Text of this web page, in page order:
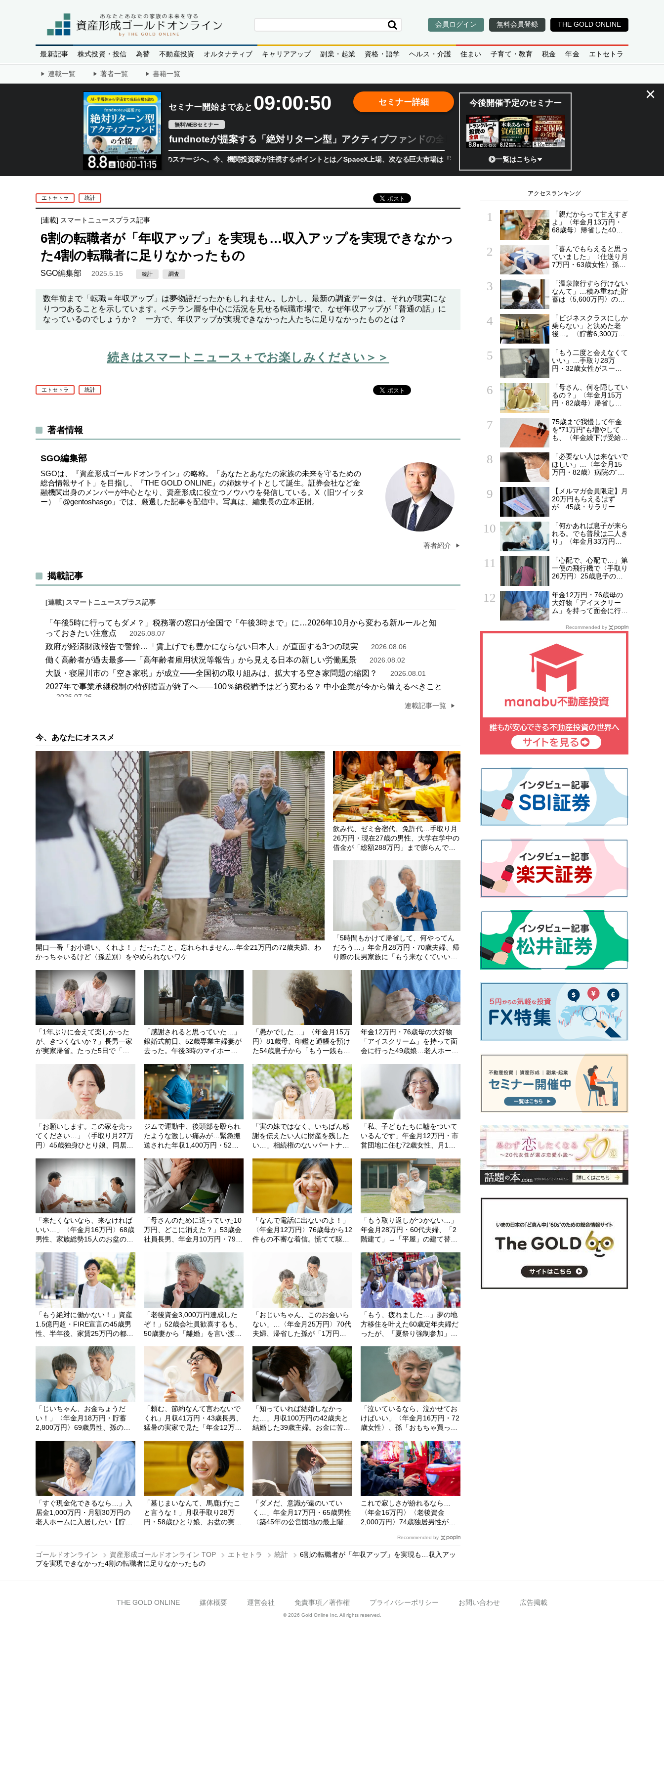
会員ログイン 無料会員登録 THE GOLD ONLINE
最新記事 株式投資・投信 為替 不動産投資 オルタナティブ キャリアアップ 副業・起業 資格・語学 ヘルス・介護 住まい 子育て・教育 税金 年金 エトセトラ
連載一覧 著者一覧 書籍一覧
セミナー開始まであと 09:00:49
無料WEBセミナー
fundnoteが提案する「絶対リターン型」アクティブファンドの全貌
半導体相場は次のステージへ。今、機関投資家が注視するポイントとは／SpaceX上場、次なる巨大市場は「宇宙!?」 日本の宇宙ベンチャーのココがスゴイ！／補助金から実需へ、知ら
セミナー詳細 今後開催予定のセミナー
一覧はこちら
×
エトセトラ 統計
[連載] スマートニュースプラス記事
6割の転職者が「年収アップ」を実現も…収入アップを実現できなかっ
た4割の転職者に足りなかったもの
SGO編集部 2025.5.15 統計 調査
数年前まで「転職＝年収アップ」は夢物語だったかもしれません。しかし、最新の調査データは、それが現実にな
りつつあることを示しています。ベテラン層を中心に活況を見せる転職市場で、なぜ年収アップが「普通の話」に
なっているのでしょうか？ 一方で、年収アップが実現できなかった人たちに足りなかったものとは？
続きはスマートニュース＋でお楽しみください＞＞
エトセトラ 統計
著者情報
SGO編集部
SGOは、『資産形成ゴールドオンライン』の略称。「あなたとあなたの家族の未来を守るための
総合情報サイト」を目指し、『THE GOLD ONLINE』の姉妹サイトとして誕生。証券会社など金
融機関出身のメンバーが中心となり、資産形成に役立つノウハウを発信している。X（旧ツイッタ
ー）
「@gentoshasgo」 では、厳選した記事を配信中。写真は、編集長の立本正樹。
著者紹介
揭載記事
[連載] スマートニュースプラス記事
「午後5時に行ってもダメ？」税務署の窓口が全国で「午後3時まで」に…2026年10月から変わる新ルールと知
っておきたい注意点
2026.08.07
政府が経済財政報告で警鐘…「賃上げでも豊かにならない日本人」が直面する3つの現実 2026.08.06
働く高齢者が過去最多──「高年齢者雇用状況等報告」から見える日本の新しい労働風景 2026.08.02
大阪・寝屋川市の「空き家税」が成立――全国初の取り組みは、拡大する空き家問題の縮図？ 2026.08.01
2027年で事業承継税制の特例措置が終了へ――100％納税猶予はどう変わる？ 中小企業が今から備えるべきこと
2026.07.26
連載記事一覧
今、あなたにオススメ
開口一番「お小遣い、くれよ！」だったこと、忘れられません…年金21万円の72歳夫婦、わ
かっちゃいるけど〈孫差別〉をやめられないワケ
飲み代、ゼミ合宿代、免許代…手取り月
26万円・現在27歳の男性、大学在学中の
借金が「総額288万円」まで膨らんでし
「5時間もかけて帰省して、何やってん
だろう…」年金月28万円・70歳夫婦、帰
り際の長男家族に「もう来なくていい」
「1年ぶりに会えて楽しかった
が、きつくないか？」長男一家
が実家帰省。たった5日で「年
が漏らした「本音」
「感謝されると思っていた…」
銀婚式前日、52歳専業主婦妻が
去った。午後3時のマイホー
ャマで呆然、カーテンは閉まっ
たまま
「愚かでした…」〈年金月15万
円〉81歳母、印鑑と通帳を預け
た54歳息子から「もう一銭もな
年金12万円・76歳母の大好物
「アイスクリーム」を持って面
会に行った49歳娘…老人ホーム
「お願いします。この家を売っ
てください…」〈手取り月27万
円〉45歳独身ひとり娘、同居す
願した「切ない理由」
ジムで運動中、後頭部を殴られ
たような激しい痛みが…緊急搬
送された年収1,400万円・52歳
の80歳母に「お金貸して」と電
話したワケ
「実の妹ではなく、いちばん感
謝を伝えたい人に財産を残した
い…」相続権のないパートナー
が選んだ＜終活設計＞【終活支
援専門の行政書士が解説】
「私、子どもたちに嘘をついて
いるんです」年金月12万円・市
営団地に住む72歳女性、月1回
た後に明かした「お金がない」
と言い続ける理由
「来たくないなら、来なければ
いい…」〈年金月16万円〉68歳
男性、家族総勢15人のお盆のは
むワケ
「母さんのために送っていた10
万円、どこに消えた？」53歳会
社員長男、年金月10万円・79歳
な出金履歴に絶句
「なんで電話に出ないのよ！」
〈年金月12万円〉76歳母から12
件もの不審な着信。慌てて駆け
「もう取り返しがつかない…」
年金月28万円・60代夫婦、「2
階建て」→「平屋」の建て替え
「もう絶対に働かない！」資産
1.5億円超・FIRE宣言の45歳男
性、半年後、家賃25万円の都心
外の理由」
「老後資金3,000万円達成した
ぞ！」52歳会社員歓喜するも、
50歳妻から「離婚」を言い渡さ
「おじいちゃん、このお金いら
ない」…〈年金月25万円〉70代
夫婦、帰省した孫が「1万円入
た「驚きの理由」
「もう、疲れました…」夢の地
方移住を叶えた60歳定年夫婦だ
ったが、「夏祭り強制参加」に
「まさかの結末」
「じいちゃん、お金ちょうだ
い！」〈年金月18万円・貯蓄
2,800万円〉69歳男性、孫のお
い」と決めた日
「頼む、節約なんて言わないで
くれ」月収41万円・43歳長男、
猛暑の実家で見た「年金12万
「知っていれば結婚しなかっ
た…」月収100万円の42歳夫と
結婚した39歳主婦。お金に苦労
「泣いているなら、泣かせてお
けばいい」〈年金月16万円・72
歳女性〉、孫「おもちゃ買っ
を決め込んだ理由
「すぐ現金化できるなら…」入
居金1,000万円・月額30万円の
老人ホームに入居したい【貯金
で〈叔母の自宅マンション〉が
1億円で売れたワケ
「墓じまいなんて、馬鹿げたこ
と言うな！」月収手取り28万
円・58歳ひとり娘、お盆の実家
「ダメだ、意識が遠のいてい
く…」年金月17万円・65歳男性
〈築45年の公営団地の最上階〉
これで寂しさが紛れるなら…
〈年金16万円〉〈老後資金
2,000万円〉74歳独居男性が始
ATMで気づいた「異変」
Recommended by
ゴールドオンライン 資産形成ゴールドオンライン TOP エトセトラ 統計
6割の転職者が「年収アップ」を実現も…収入アッ
プを実現できなかった4割の転職者に足りなかったもの
アクセスランキング
「親だからって甘えすぎ
よ」〈年金月13万円・
68歳母〉帰省した40歳
には泊めない」
「喜んでもらえると思っ
ていました」〈仕送り月
7万円・63歳女性〉孫へ
で崩れた親子関係
「温泉旅行すら行けない
なんて」…積み重ねた貯
蓄は〈5,600万円〉の68
を貯めたはずが「馬鹿だ
った」肩を落とす理由
「ビジネスクラスにしか
乗らない」と決めた老
後…。〈貯蓄6,300万
国後に募った後悔
「もう二度と会えなくて
いい」…手取り28万
円・32歳女性がスーツ
出した日。きっかけは
66歳母の「背筋の凍る
一言」
「母さん、何を隠してい
るの？」〈年金月15万
円・82歳母〉帰省した
った変化
75歳まで我慢して年金
を“71万円”も増やして
も、〈年金繰下げ受給〉
偶者が年下の人」「定年
後も働く人」「特別な年
金を受け取れる人」
【CFPが解説】
「必要ない人は来ないで
ほしい」…〈年金月15
万円・82歳〉病院の“常
られた20代会社員の本
音。それでも通い続ける
理由
【メルマガ会員限定】月
20万円もらえるはず
が…45歳・サラリーマ
抱いた違和感。「年金ル
ール」知らずにそのまま
20年…65歳で受け取る
ことになる年金額に唖然
「何かあれば息子が来ら
れる。でも普段は二人き
り」〈年金月33万円・
婦、戸建てを手放して選
んだ“ちょうどいい距離”
「心配で、心配で…」第
一便の飛行機で〈手取り
26万円〉25歳息子のア
歳母。待ち受けてい
た“悲しい結末”【CFPの
助言】
年金12万円・76歳母の
大好物「アイスクリー
ム」を持って面会に行っ
からの家路、モヤモヤが
収まらなかったワケ
Recommended by
THE GOLD ONLINE 媒体概要 運営会社 免責事項／著作権 プライバシーポリシー お問い合わせ 広告掲載
© 2026 Gold Online Inc. All rights reserved.